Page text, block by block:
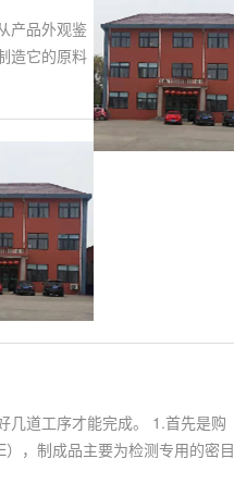
产品外观鉴
造它的原料
几道工序才能完成。 1.首先是购
，制成品主要为检测专用的密目